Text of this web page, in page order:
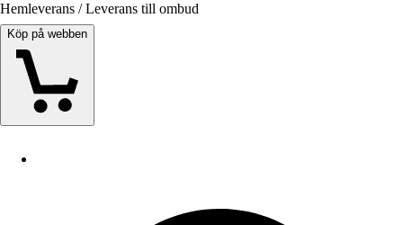
Hemleverans / Leverans till ombud
Köp på webben